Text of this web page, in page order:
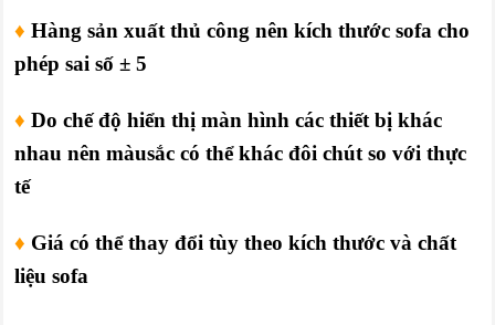
♦ Hàng sản xuất thủ công nên kích thước sofa cho
phép sai số ± 5
♦ Do chế độ hiển thị màn hình các thiết bị khác
nhau nên màusắc có thể khác đôi chút so với thực
tế
♦ Giá có thể thay đổi tùy theo kích thước và chất
liệu sofa